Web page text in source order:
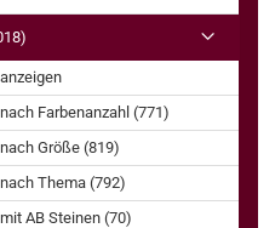
Farbenanzahl (771)
Größe (819)
Thema (792)
AB Steinen (70)